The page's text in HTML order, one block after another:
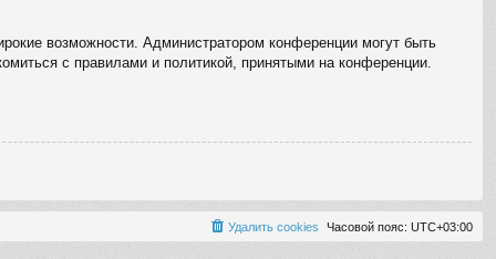
возможности. Администратором конференции могут быть
с правилами и политикой, принятыми на конференции.
Часовой пояс: UTC+03:00
Удалить cookies